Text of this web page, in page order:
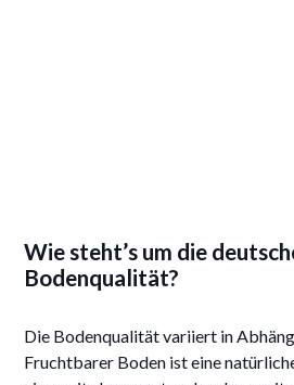
Wie steht’s um die
Bodenqualität?
Die Bodenqualität variiert in
Fruchtbarer Boden ist eine